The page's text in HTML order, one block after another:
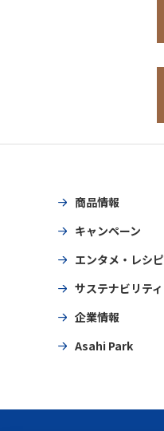
商品情報
キャンペーン
エンタメ・レシピ
サステナビリティ
企業情報
Asahi Park